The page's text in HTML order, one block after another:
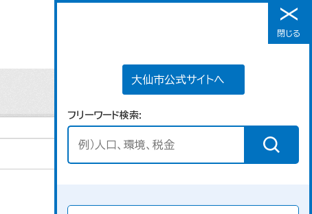
メニュー
大仙市公式サイトへ
フリーワード検索
閉じる